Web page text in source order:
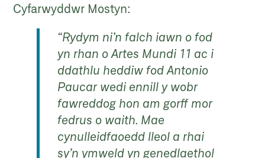
Cyfarwyddwr Mostyn:
“Rydym ni’n falch iawn o fod
yn rhan o Artes Mundi 11 ac i
ddathlu heddiw fod Antonio
Paucar wedi ennill y wobr
fawreddog hon am gorff mor
fedrus o waith. Mae
cynulleidfaoedd lleol a rhai
sy’n ymweld yn genedlaethol